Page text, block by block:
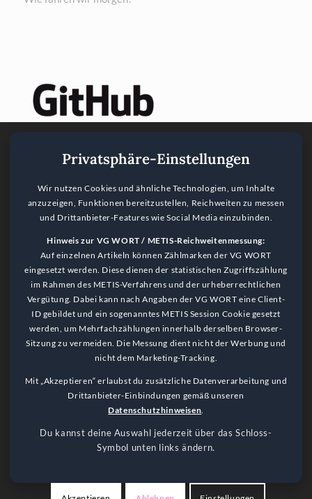
Language Notice
This website is primarily in German. Please use a browser plugin
for translation.
Privatsphäre-Einstellungen
Wir nutzen Cookies und ähnliche Technologien, um Inhalte
anzuzeigen, Funktionen bereitzustellen, Reichweiten zu messen
und Drittanbieter-Features wie Social Media einzubinden.
Hinweis zur VG WORT / METIS-Reichweitenmessung:
Auf einzelnen Artikeln können Zählmarken der VG WORT
eingesetzt werden. Diese dienen der statistischen Zugriffszählung
im Rahmen des METIS-Verfahrens und der urheberrechtlichen
Vergütung. Dabei kann nach Angaben der VG WORT eine Client-
ID gebildet und ein sogenanntes METIS Session Cookie gesetzt
werden, um Mehrfachzählungen innerhalb derselben Browser-
Sitzung zu vermeiden. Die Messung dient nicht der Werbung und
nicht dem Marketing-Tracking.
Mit „Akzeptieren“ erlaubst du zusätzliche Datenverarbeitung und
Drittanbieter-Einbindungen gemäß unseren
Datenschutzhinweisen.
Du kannst deine Auswahl jederzeit über das Schloss-
Symbol unten links ändern.